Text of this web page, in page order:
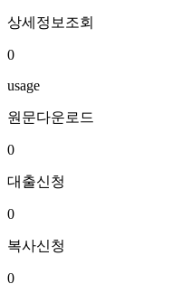
상세정보조회
0
usage
원문다운로드
0
대출신청
0
복사신청
0